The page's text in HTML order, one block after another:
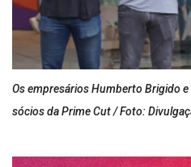
Os empresários Humberto Brigido
sócios da Prime Cut / Foto: